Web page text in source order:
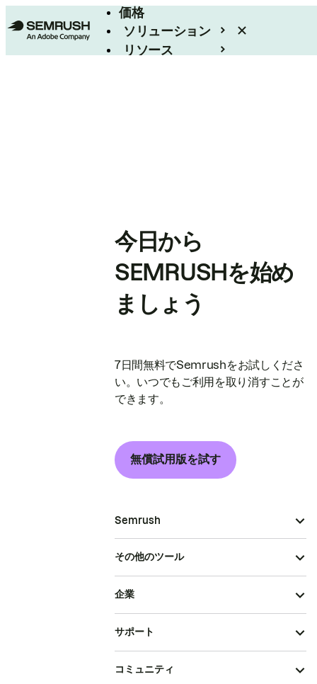
価格
ソリューション
リソース
今日から
SEMRUSHを始め
ましょう
7日間無料でSemrushをお試しくださ
い。いつでもご利用を取り消すことが
できます。
無償試用版を試す
Semrush
その他のツール
企業
サポート
コミュニティ